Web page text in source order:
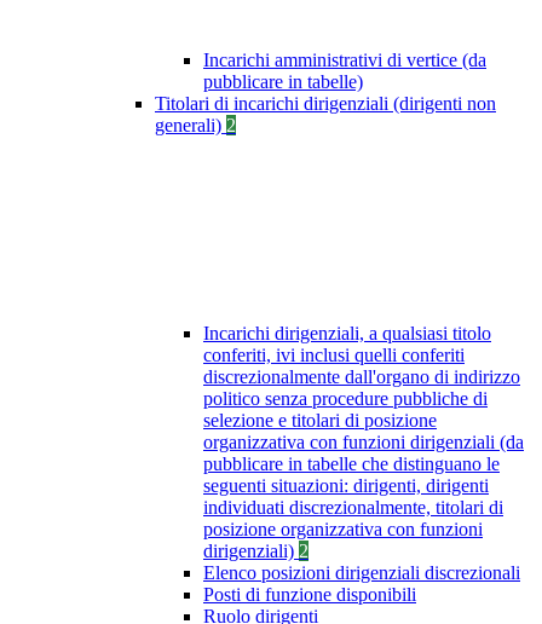
Incarichi amministrativi di vertice (da
pubblicare in tabelle)
Titolari di incarichi dirigenziali (dirigenti non
generali) 2
Incarichi dirigenziali, a qualsiasi titolo
conferiti, ivi inclusi quelli conferiti
discrezionalmente dall'organo di indirizzo
politico senza procedure pubbliche di
selezione e titolari di posizione
organizzativa con funzioni dirigenziali (da
pubblicare in tabelle che distinguano le
seguenti situazioni: dirigenti, dirigenti
individuati discrezionalmente, titolari di
posizione organizzativa con funzioni
dirigenziali) 2
Elenco posizioni dirigenziali discrezionali
Posti di funzione disponibili
Ruolo dirigenti